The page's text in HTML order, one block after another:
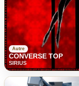
Autre
CONVERSE TOP
SIRIUS